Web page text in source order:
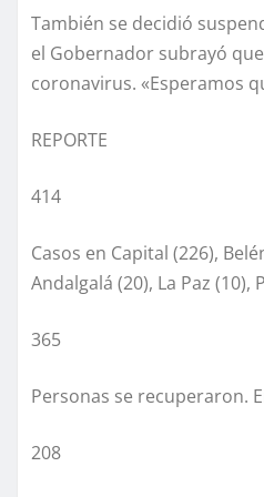
También se decidió
el Gobernador subrayó
coronavirus. «Esperamos
REPORTE
414
Casos en Capital (226),
Andalgalá (20), La Paz (10),
365
Personas se recuperaron.
208